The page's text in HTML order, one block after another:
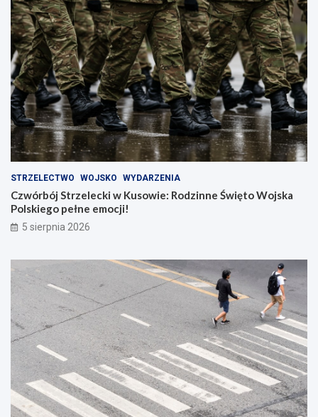
STRZELECTWO WOJSKO WYDARZENIA
Czwórbój Strzelecki w Kusowie: Rodzinne Święto Wojska
Polskiego pełne emocji!
5 sierpnia 2026